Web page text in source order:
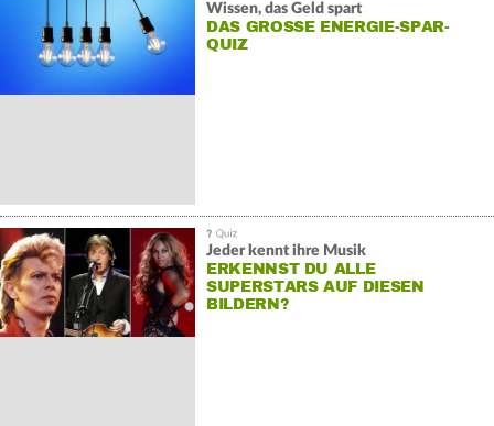
Wissen, das Geld spart
DAS GROSSE ENERGIE-SPAR-Q
UIZ
Jeder kennt ihre Musik
ERKENNST DU ALLE
SUPERSTARS AUF DIESEN
BILDERN?